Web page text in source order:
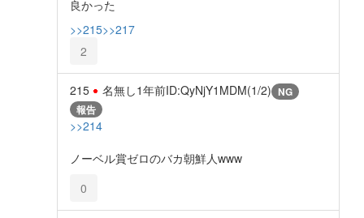
良かった
>>215>>217
2
215 名無し1年前ID:QyNjY1MDM(1/2) NG
報告
>>214
ノーベル賞ゼロのバカ朝鮮人www
0